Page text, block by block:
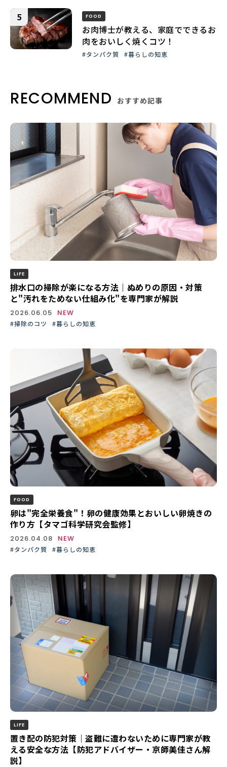
FOOD
お肉博士が教える、家庭でできるお
肉をおいしく焼くコツ！
#タンパク質 #暮らしの知恵
RECOMMEND おすすめ記事
LIFE
排水口の掃除が楽になる方法｜ぬめりの原因・対策
と"汚れをためない仕組み化"を専門家が解説
2026.06.05 NEW
#掃除のコツ #暮らしの知恵
FOOD
卵は"完全栄養食"！卵の健康効果とおいしい卵焼きの
作り方【タマゴ科学研究会監修】
2026.04.08 NEW
#タンパク質 #暮らしの知恵
LIFE
置き配の防犯対策｜盗難に遭わないために専門家が教
える安全な方法【防犯アドバイザー・京師美佳さん解
説】